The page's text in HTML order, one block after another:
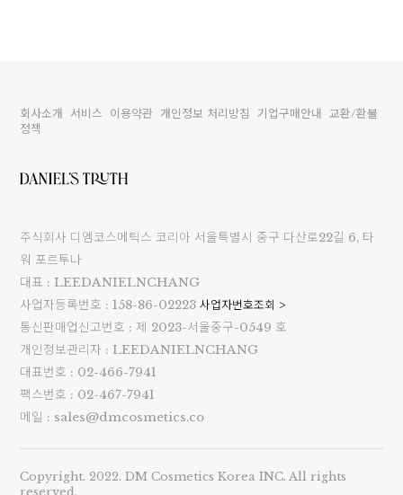
세요!
회사소개 서비스 이용약관 개인정보 처리방침 기업구매안내
교환/환불
정책
주식회사 디엠코스메틱스 코리아 서울특별시 중구 다산로22길 6, 타
워 포르투나
대표 : LEEDANIELNCHANG
사업자등록번호 : 158-86-02223 사업자번호조회 >
통신판매업신고번호 : 제 2023-서울중구-0549 호
개인정보관리자 : LEEDANIELNCHANG
대표번호 : 02-466-7941
팩스번호 : 02-467-7941
메일 : sales@dmcosmetics.co
Copyright. 2022. DM Cosmetics Korea INC. All rights
reserved.